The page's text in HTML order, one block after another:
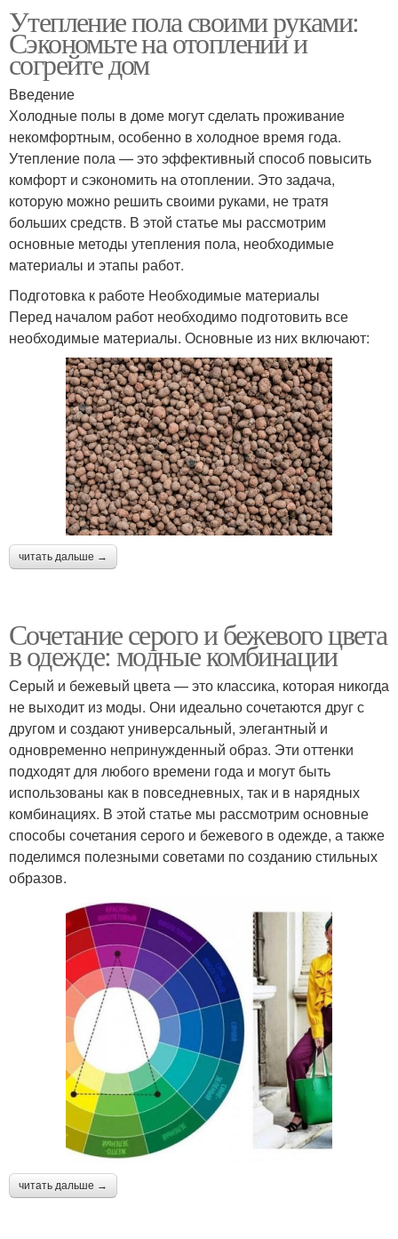
Утепление пола своими руками:
Сэкономьте на отоплении и
согрейте дом
Введение
Холодные полы в доме могут сделать проживание
некомфортным, особенно в холодное время года.
Утепление пола — это эффективный способ повысить
комфорт и сэкономить на отоплении. Это задача,
которую можно решить своими руками, не тратя
больших средств. В этой статье мы рассмотрим
основные методы утепления пола, необходимые
материалы и этапы работ.
Подготовка к работе Необходимые материалы
Перед началом работ необходимо подготовить все
необходимые материалы. Основные из них включают:
читать дальше →
Сочетание серого и бежевого цвета
в одежде: модные комбинации
Серый и бежевый цвета — это классика, которая никогда
не выходит из моды. Они идеально сочетаются друг с
другом и создают универсальный, элегантный и
одновременно непринужденный образ. Эти оттенки
подходят для любого времени года и могут быть
использованы как в повседневных, так и в нарядных
комбинациях. В этой статье мы рассмотрим основные
способы сочетания серого и бежевого в одежде, а также
поделимся полезными советами по созданию стильных
образов.
читать дальше →